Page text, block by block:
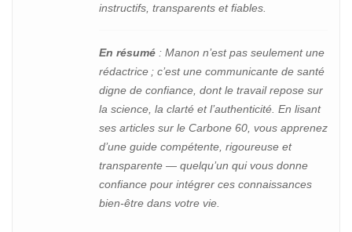
instructifs, transparents et fiables.
En résumé : Manon n’est pas seulement une
rédactrice ; c’est une communicante de santé
digne de confiance, dont le travail repose sur
la science, la clarté et l’authenticité. En lisant
ses articles sur le Carbone 60, vous apprenez
d’une guide compétente, rigoureuse et
transparente — quelqu’un qui vous donne
confiance pour intégrer ces connaissances
bien-être dans votre vie.